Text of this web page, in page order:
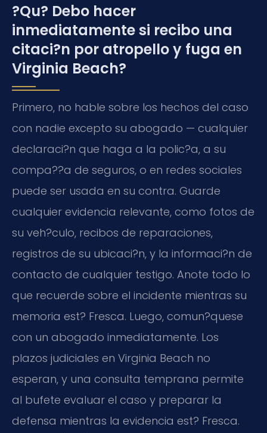
?Qu? Debo hacer
inmediatamente si recibo una
citaci?n por atropello y fuga en
Virginia Beach?
Primero, no hable sobre los hechos del caso
con nadie excepto su abogado — cualquier
declaraci?n que haga a la polic?a, a su
compa??a de seguros, o en redes sociales
puede ser usada en su contra. Guarde
cualquier evidencia relevante, como fotos de
su veh?culo, recibos de reparaciones,
registros de su ubicaci?n, y la informaci?n de
contacto de cualquier testigo. Anote todo lo
que recuerde sobre el incidente mientras su
memoria est? Fresca. Luego, comun?quese
con un abogado inmediatamente. Los
plazos judiciales en Virginia Beach no
esperan, y una consulta temprana permite
al bufete evaluar el caso y preparar la
defensa mientras la evidencia est? Fresca.